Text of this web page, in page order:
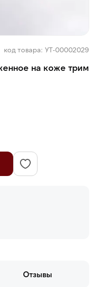
код товара: УТ-00002029
на коже трим
Отзывы